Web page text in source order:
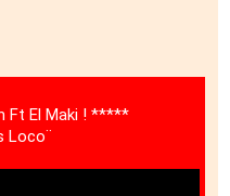
Ft El Maki ! *****
Loco¨